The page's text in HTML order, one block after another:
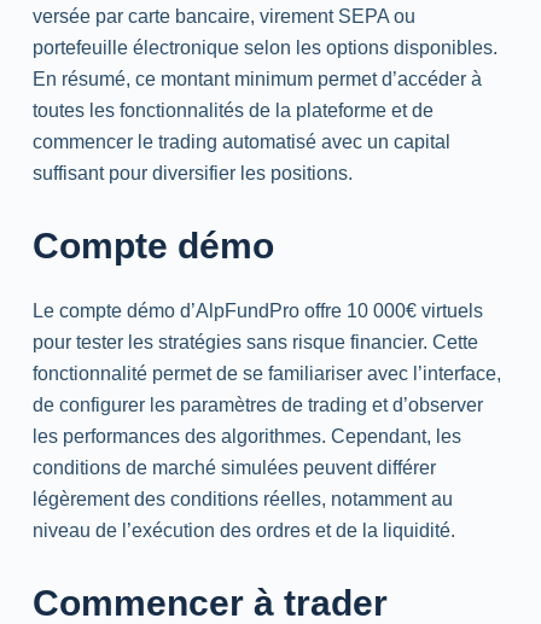
versée par carte bancaire, virement SEPA ou
portefeuille électronique selon les options disponibles.
En résumé, ce montant minimum permet d’accéder à
toutes les fonctionnalités de la plateforme et de
commencer le trading automatisé avec un capital
suffisant pour diversifier les positions.
Compte démo
Le compte démo d’AlpFundPro offre 10 000€ virtuels
pour tester les stratégies sans risque financier. Cette
fonctionnalité permet de se familiariser avec l’interface,
de configurer les paramètres de trading et d’observer
les performances des algorithmes. Cependant, les
conditions de marché simulées peuvent différer
légèrement des conditions réelles, notamment au
niveau de l’exécution des ordres et de la liquidité.
Commencer à trader